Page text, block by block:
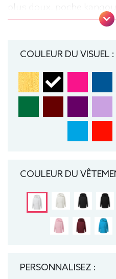
plus doux, poche
cordon de serrage sur
140 (9-10 ans), 152 (11-
COULEUR DU VISUEL :
COULEUR DU
PERSONNALISEZ :